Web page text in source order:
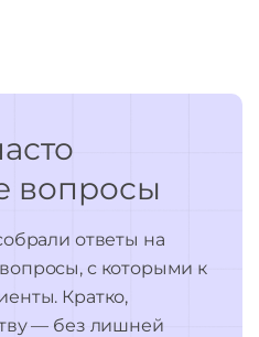
вопросы
ответы на
с которыми к
Кратко,
— без лишней